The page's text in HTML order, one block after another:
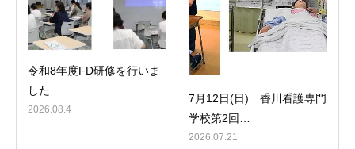
令和8年度FD研修を行いま
した
2026.08.4
7月12日(日) 香川看護専門
学校第2回…
2026.07.21